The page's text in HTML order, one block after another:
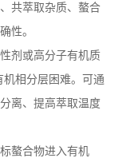
共萃取杂质、螯合
性。
剂或高分子有机质
相分层困难。可通
离、提高萃取温度
螯合物进入有机